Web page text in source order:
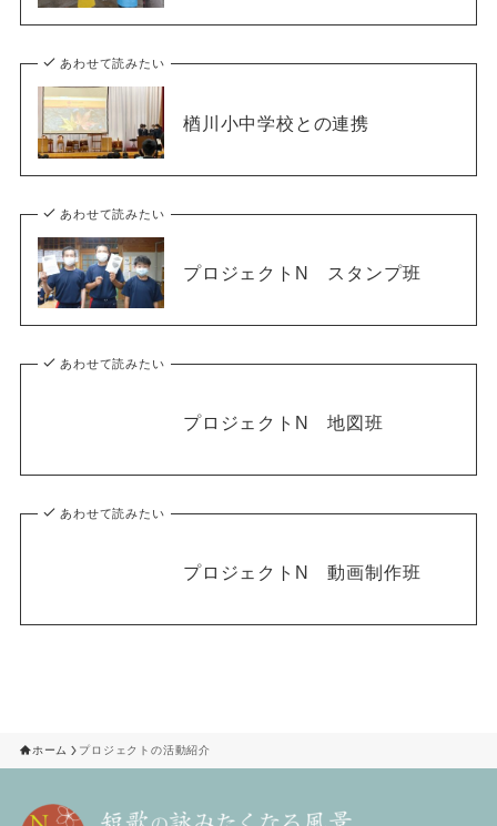
あわせて読みたい
楢川小中学校との連携
あわせて読みたい
プロジェクトN スタンプ班
あわせて読みたい
プロジェクトN 地図班
あわせて読みたい
プロジェクトN 動画制作班
ホーム プロジェクトの活動紹介